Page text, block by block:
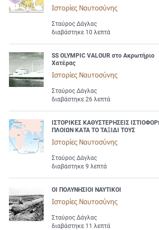
Ιστορίες Ναυτοσύνης
Σταύρος Δάγλας
διαβάστηκε 10 λεπτά
SS OLYMPIC VALOUR στο Ακρωτήριο
Χατέρας
Ιστορίες Ναυτοσύνης
Σταύρος Δάγλας
διαβάστηκε 26 λεπτά
ΙΣΤΟΡΙΚΕΣ ΚΑΘΥΣΤΕΡΗΣΕΙΣ
ΠΛΟΙΩΝ ΚΑΤΑ ΤΟ ΤΑΞΙΔΙ ΤΟΥΣ
Ιστορίες Ναυτοσύνης
Σταύρος Δάγλας
διαβάστηκε 9 λεπτά
ΟΙ ΠΟΛΥΝΗΣΙΟΙ NAYTIKOI
Ιστορίες Ναυτοσύνης
Σταύρος Δάγλας
διαβάστηκε 11 λεπτά